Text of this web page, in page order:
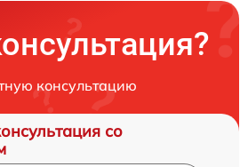
консультацию
со